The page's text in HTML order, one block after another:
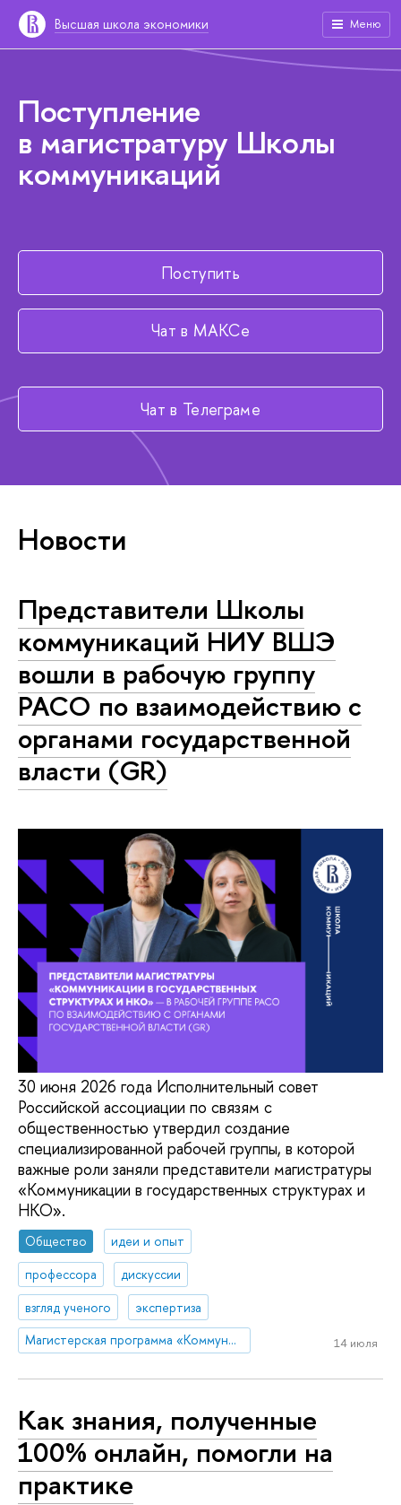
Высшая школа экономики Меню
Поступление
в магистратуру Школы
коммуникаций
Поступить
Чат в МАКСе
Чат в Телеграме
Новости
Представители Школы
коммуникаций НИУ ВШЭ
вошли в рабочую группу
РАСО по взаимодействию с
органами государственной
власти (GR)
30 июня 2026 года Исполнительный совет
Российской ассоциации по связям с
общественностью утвердил создание
специализированной рабочей группы, в которой
важные роли заняли представители магистратуры
«Коммуникации в государственных структурах и
НКО».
Общество
идеи и опыт
профессора
дискуссии
взгляд ученого
экспертиза
Магистерская программа «Коммуникации в государственных структурах и НКО»
14 июля
Как знания, полученные
100% онлайн, помогли на
практике